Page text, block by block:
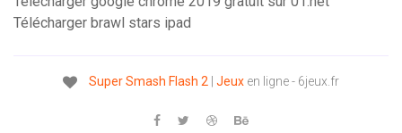
Télécharger brawl stars ipad
SuperSmash Flash 2 Jeux en ligne - 6jeux.fr